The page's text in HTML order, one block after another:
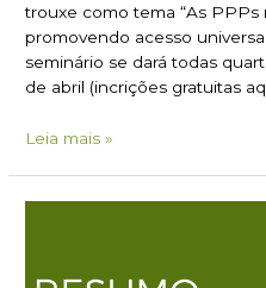
trouxe como tema “As PPPs
promovendo acesso
seminário se dará todas
de abril (incrições gratuitas
Leia mais »